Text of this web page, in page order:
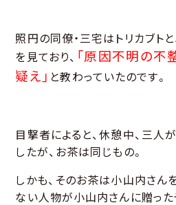
照円の同僚・三宅はトリカブト
を見ており、 「原因不明の不
疑え」 と教わっていたのです。
目撃者によると、休憩中、三人
したが、お茶は同じもの。
しかも、そのお茶は小山内さん
ない人物が小山内さんに贈った